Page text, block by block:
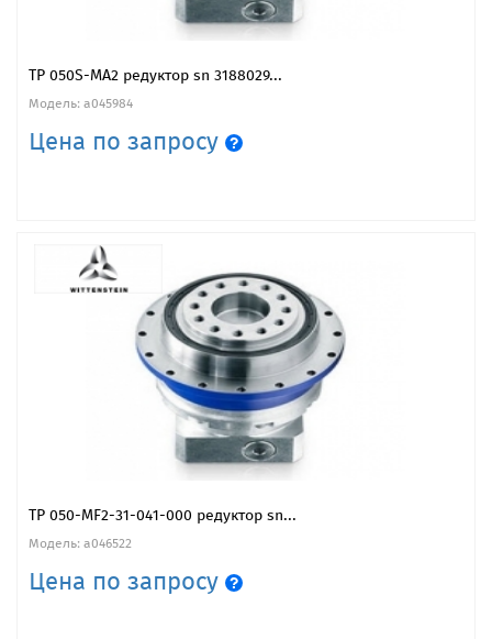
TP 050S-MA2 редуктор sn 3188029...
Модель: a045984
Цена по запросу
TP 050-MF2-31-041-000 редуктор sn...
Модель: a046522
Цена по запросу